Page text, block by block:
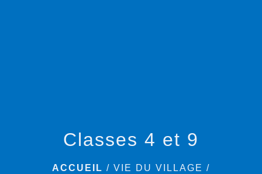
Classes 4 et 9
ACCUEIL / VIE DU VILLAGE /